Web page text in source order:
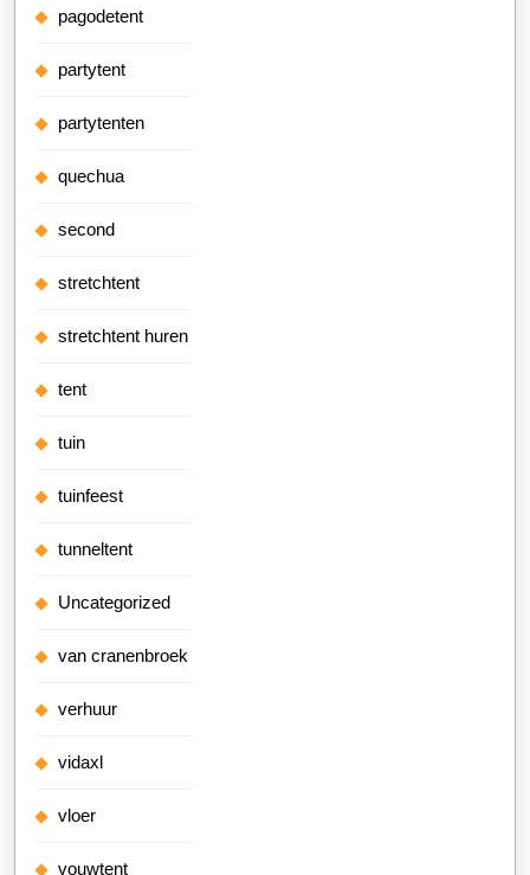
pagodetent
partytent
partytenten
quechua
second
stretchtent
stretchtent huren
tent
tuin
tuinfeest
tunneltent
Uncategorized
van cranenbroek
verhuur
vidaxl
vloer
vouwtent